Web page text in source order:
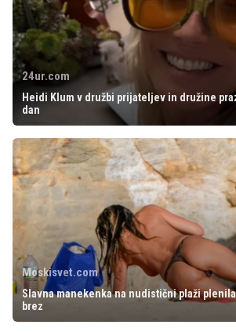
24ur.com
Heidi Klum v družbi prijateljev in družine
dan
Moskisvet.com
Slavna manekenka na nudistični plaži
brez